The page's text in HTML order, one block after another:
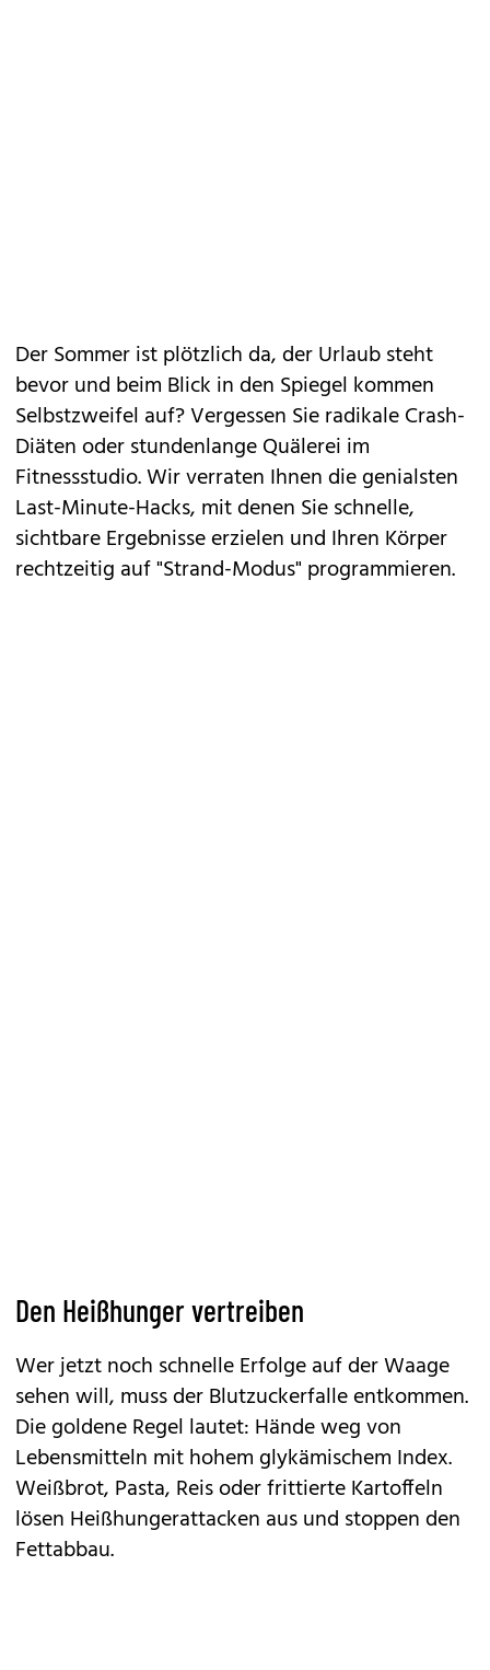
Der Sommer ist plötzlich da, der Urlaub steht
bevor und beim Blick in den Spiegel kommen
Selbstzweifel auf? Vergessen Sie radikale Crash-
Diäten oder stundenlange Quälerei im
Fitnessstudio. Wir verraten Ihnen die genialsten
Last-Minute-Hacks, mit denen Sie schnelle,
sichtbare Ergebnisse erzielen und Ihren Körper
rechtzeitig auf "Strand-Modus" programmieren.
Den Heißhunger vertreiben
Wer jetzt noch schnelle Erfolge auf der Waage
sehen will, muss der Blutzuckerfalle entkommen.
Die goldene Regel lautet: Hände weg von
Lebensmitteln mit hohem glykämischem Index.
Weißbrot, Pasta, Reis oder frittierte Kartoffeln
lösen Heißhungerattacken aus und stoppen den
Fettabbau.